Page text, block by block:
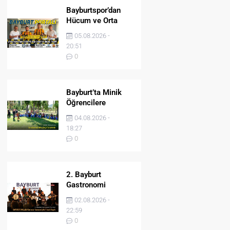
Bayburtspor’dan
Hücum ve Orta
Sahaya İki Önemli
Takviye
05.08.2026 -
20:51
0
Bayburt’ta Minik
Öğrencilere
Jandarma Mesleği
Tanıtıldı
04.08.2026 -
18:27
0
2. Bayburt
Gastronomi
Festivali BAYDER
Müzik Korosu
Konseriyle Final
Yaptı
02.08.2026 -
22:59
0